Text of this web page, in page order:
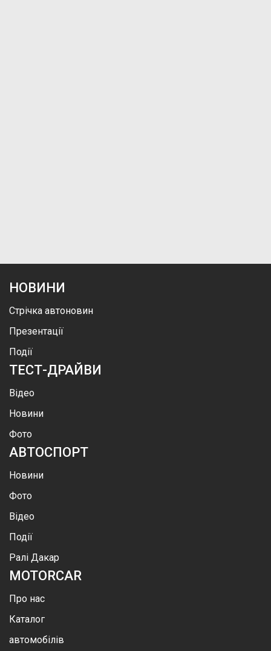
НОВИНИ
Стрічка автоновин
Презентації
Події
ТЕСТ-ДРАЙВИ
Відео
Новини
Фото
АВТОСПОРТ
Новини
Фото
Відео
Події
Ралі Дакар
MOTORCAR
Про нас
Каталог
автомобілів